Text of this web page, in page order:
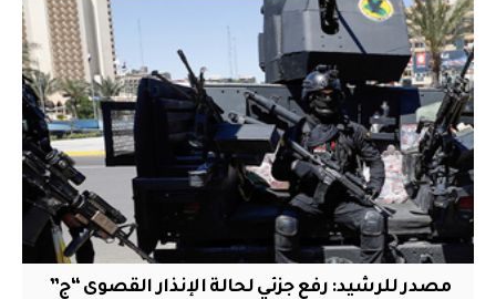
مصدر للرشيد: رفع جزئي لحالة الإنذار القصوى “ج”